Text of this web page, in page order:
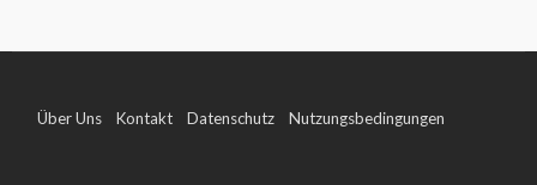
Über Uns Kontakt Datenschutz Nutzungsbedingungen